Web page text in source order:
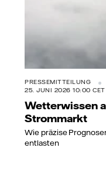
PRESSEMITTEILUNG
25. JUNI 2026 10:00 CET
Wetterwissen
Strommarkt
Wie präzise
entlasten